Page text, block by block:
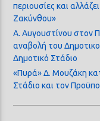
περιουσίες και
Ζακύνθου»
Α. Αυγουστίνου στον
αναβολή του
Δημοτικό Στάδιο
«Πυρά» Δ. Μουζάκη
Στάδιο και τον